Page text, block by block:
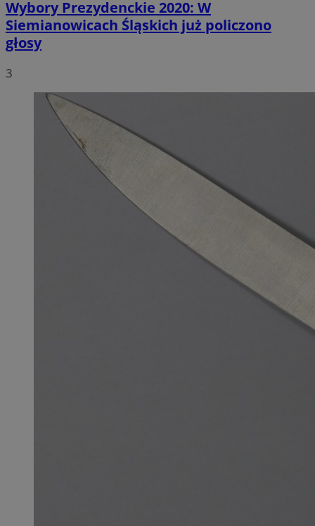
Wybory Prezydenckie 2020: W
Siemianowicach Śląskich już policzono
głosy
3